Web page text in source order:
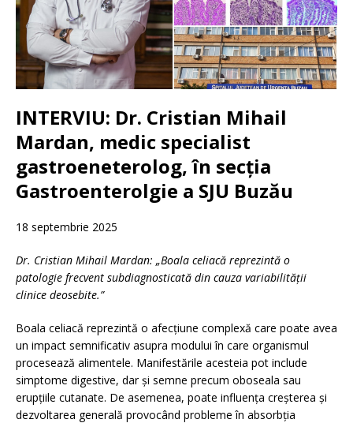
INTERVIU: Dr. Cristian Mihail
Mardan, medic specialist
gastroeneterolog, în secția
Gastroenterolgie a SJU Buzău
18 septembrie 2025
Dr. Cristian Mihail Mardan: „Boala celiacă reprezintă o
patologie frecvent subdiagnosticată din cauza variabilității
clinice deosebite.”
Boala celiacă reprezintă o afecțiune complexă care poate avea
un impact semnificativ asupra modului în care organismul
procesează alimentele. Manifestările acesteia pot include
simptome digestive, dar și semne precum oboseala sau
erupțiile cutanate. De asemenea, poate influența creșterea și
dezvoltarea generală provocând probleme în absorbția